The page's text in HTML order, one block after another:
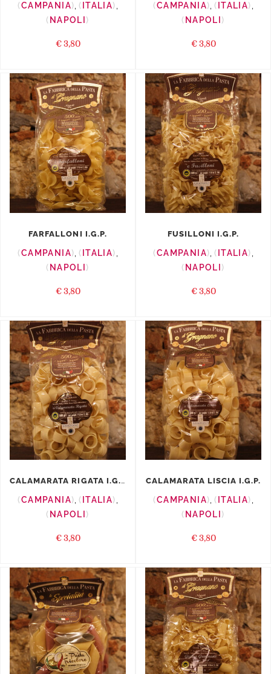
CAMPANIA ITALIA
NAPOLI
€ 3,80
CAMPANIA ITALIA
NAPOLI
€ 3,80
FARFALLONI I.G.P.
CAMPANIA ITALIA
NAPOLI
€ 3,80
FUSILLONI I.G.P.
CAMPANIA ITALIA
NAPOLI
€ 3,80
CALAMARATA RIGATA I.G.P.
CAMPANIA
ITALIA
NAPOLI
€ 3,80
CALAMARATA LISCIA I.G.P.
CAMPANIA ITALIA
NAPOLI
€ 3,80